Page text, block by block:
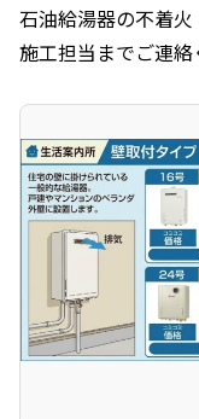
石油給湯器の不着
施工担当までご連絡